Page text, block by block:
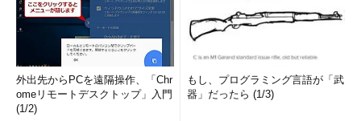
外出先からPCを遠隔操作、「Chr
omeリモートデスクトップ」入門
(1/2)
もし、プログラミング言語が「武
器」だったら (1/3)